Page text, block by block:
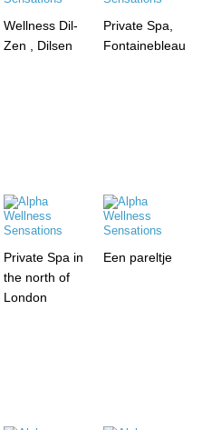
Wellness Dil-
Zen , Dilsen
Private Spa,
Fontainebleau
Private Spa in
the north of
London
Een pareltje